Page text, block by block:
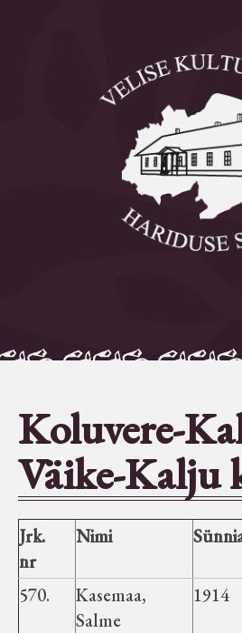
Avaleht
Aleksei Parnabas
Sillaotsa Talumuuseum
Seltsid-ühingud
Aiandus
Tuletõrje
Õpperada
Koluvere-
Väike-Kalju
Jrk.
nr
Nimi
570.
Kasemaa,
Salme
1914